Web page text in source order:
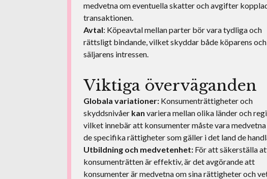
medvetna om eventuella skatter och avgifter
transaktionen.
Avtal: Köpeavtal mellan parter bör vara tydliga och
rättsligt bindande, vilket skyddar både köparens och
säljarens intressen.
Viktiga överväganden
Globala variationer: Konsumenträttigheter och
skyddsnivåer kan variera mellan olika länder och
vilket innebär att konsumenter måste vara
de specifika rättigheter som gäller i det land de
Utbildning och medvetenhet: För att säkerställa
konsumenträtten är effektiv, är det avgörande att
konsumenter är medvetna om sina rättigheter och